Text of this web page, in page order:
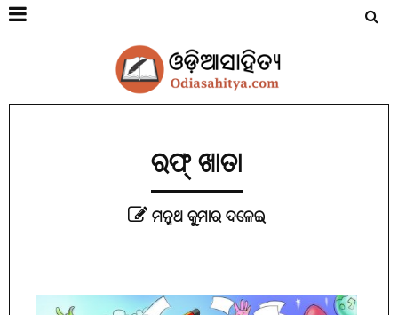
ରଫ୍ ଖାତା
ମନ୍ମଥ କୁମାର ଦଳେଇ